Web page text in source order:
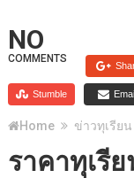
NO
COMMENTS
Stumble
Home ข่าวทุเรียน
ราคาทุเรี